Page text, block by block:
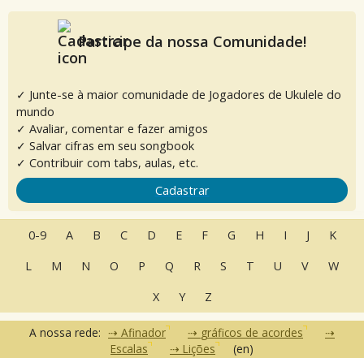
Participe da nossa Comunidade!
✓ Junte-se à maior comunidade de Jogadores de Ukulele do
mundo
✓ Avaliar, comentar e fazer amigos
✓ Salvar cifras em seu songbook
✓ Contribuir com tabs, aulas, etc.
Cadastrar
0-9 A B C D E F G H I J
K
L
M N O P Q R S T U V
W
X
Y Z
A nossa rede: Afinador
gráficos de acordes
Escalas
Lições (en)